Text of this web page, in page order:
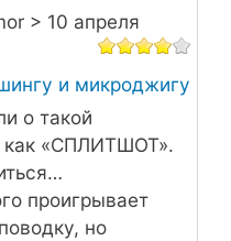
> 10 апреля
о такой
как «СПЛИТШОТ».
проигрывает
но